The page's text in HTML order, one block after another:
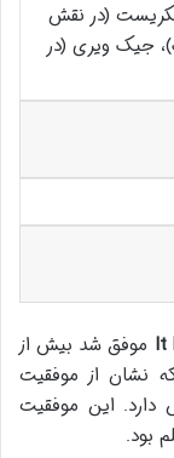
(در نقش
جیک ویری (در
موفق شد بیش از
که نشان از موفقیت
این موفقیت
بود.